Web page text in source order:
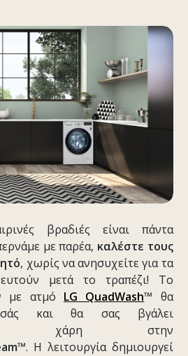
βραδιές είναι πάντα
με παρέα, καλέστε τους
, χωρίς να ανησυχείτε για τα
μετά το τραπέζι! Το
με ατμό LG QuadWash™ θα
και θα σας βγάλει
χάρη στην
. Η λειτουργία δημιουργεί